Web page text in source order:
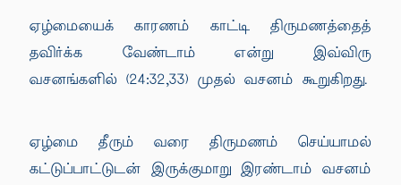
ஏழ்மையைக் காரணம் காட்டி திருமணத்தைத்
தவிர்க்க வேண்டாம் என்று இவ்விரு
வசனங்களில் (24:32,33) முதல் வசனம் கூறுகிறது.
ஏழ்மை தீரும் வரை திருமணம் செய்யாமல்
கட்டுப்பாட்டுடன் இருக்குமாறு இரண்டாம் வசனம்